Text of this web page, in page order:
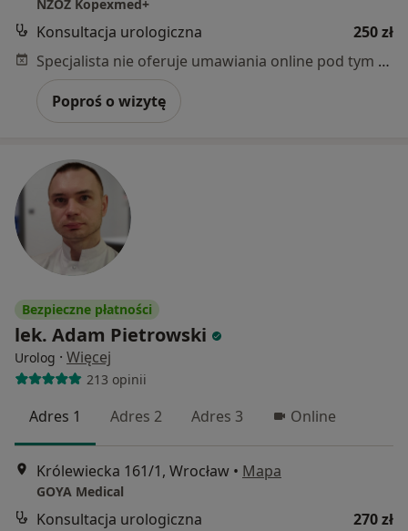
NZOZ Kopexmed+
Konsultacja urologiczna
250 zł
Specjalista nie oferuje umawiania online pod tym adresem.
Poproś o wizytę
Bezpieczne płatności
lek. Adam Pietrowski
Urolog · Więcej
213 opinii
Adres 1 Adres 2 Adres 3 Online
Królewiecka 161/1, Wrocław • Mapa
GOYA Medical
Konsultacja urologiczna
270 zł